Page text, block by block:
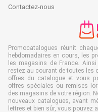
Contactez-nous
Promocatalogues réunit
hebdomadaires en cours, les
les magasins de France.
restez au courant de toutes les
offres du catalogue et vous
offres spéciales ou remises
des magasins de votre région.
nouveaux catalogues, avant
lettres et bien sûr, vous